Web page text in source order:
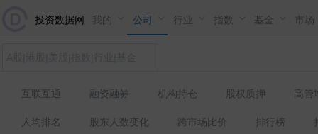
投资数据网 我的 公司 行业 指数 基金 市场
互联互通 融资融券 机构持仓 股权质押
高管
人均排名
股东人数变化 跨市场比价 排行榜